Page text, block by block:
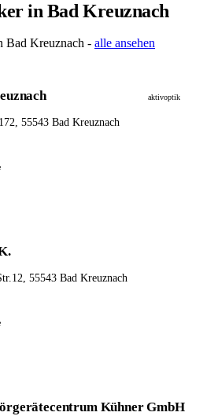
in Bad Kreuznach
Bad Kreuznach - alle ansehen
aktivoptik
55543 Bad Kreuznach
55543 Bad Kreuznach
Kühner GmbH